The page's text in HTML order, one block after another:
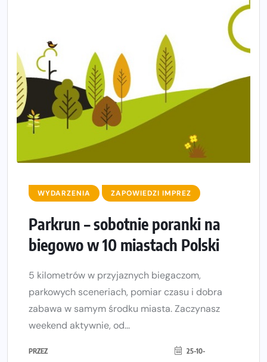
WYDARZENIA ZAPOWIEDZI IMPREZ
Parkrun – sobotnie poranki na
biegowo w 10 miastach Polski
5 kilometrów w przyjaznych biegaczom,
parkowych sceneriach, pomiar czasu i dobra
zabawa w samym środku miasta. Zaczynasz
weekend aktywnie, od...
PRZEZ
25-10-